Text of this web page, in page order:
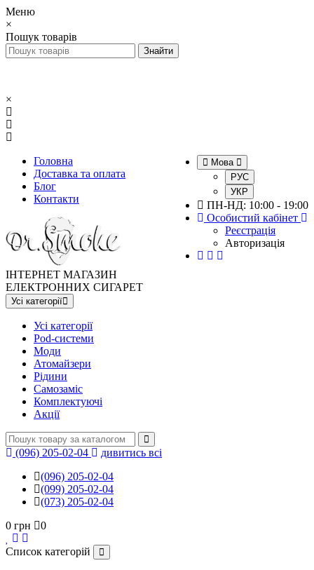
Меню
×
Пошук товарів
×
Головна
Доставка та оплата
Блог
Контакти
Мова
РУС
УКР
ПН-НД: 10:00 - 19:00
Особистий кабінет
Реєстрація
Авторизація
ІНТЕРНЕТ МАГАЗИН
ЕЛЕКТРОННИХ СИГАРЕТ
Усі категорії
Усі категорії
Pod-системи
Моди
Атомайзери
Рідини
Самозаміс
Комплектуючі
Акції
(096) 205-02-04
дивитись всі
(096) 205-02-04
(099) 205-02-04
(073) 205-02-04
0 грн
0
Список категорій